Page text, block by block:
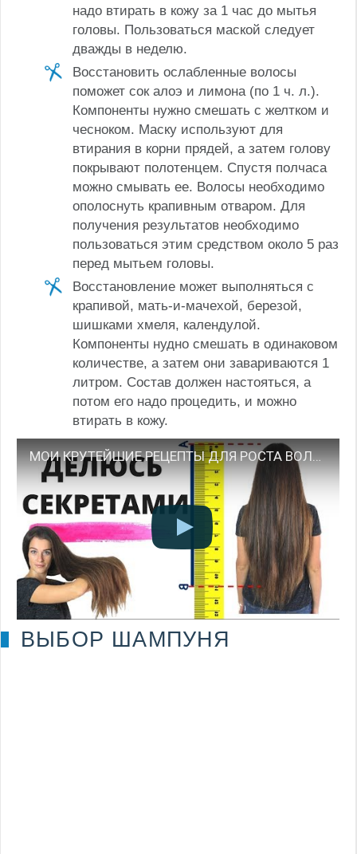
надо втирать в кожу за 1 час до мытья
головы. Пользоваться маской следует
дважды в неделю.
Восстановить ослабленные волосы
поможет сок алоэ и лимона (по 1 ч. л.).
Компоненты нужно смешать с желтком и
чесноком. Маску используют для
втирания в корни прядей, а затем голову
покрывают полотенцем. Спустя полчаса
можно смывать ее. Волосы необходимо
ополоснуть крапивным отваром. Для
получения результатов необходимо
пользоваться этим средством около 5 раз
перед мытьем головы.
Восстановление может выполняться с
крапивой, мать-и-мачехой, березой,
шишками хмеля, календулой.
Компоненты нудно смешать в одинаковом
количестве, а затем они завариваются 1
литром. Состав должен настояться, а
потом его надо процедить, и можно
втирать в кожу.
МОИ КРУТЕЙШИЕ РЕЦЕПТЫ ДЛЯ РОСТА ВОЛОС
ВЫБОР ШАМПУНЯ